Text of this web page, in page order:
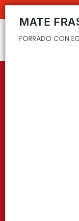
FORRADO CON ECO
MATE
FORRADO CON